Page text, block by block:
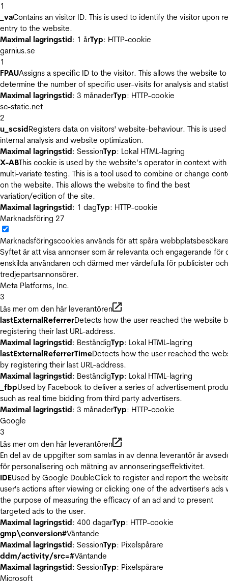
1
_vaContains an visitor ID. This is used to identify the visitor upon
entry to the website.
Maximal lagringstid: 1 årTyp: HTTP-cookie
garnius.se
1
FPAUAssigns a specific ID to the visitor. This allows the website to
determine the number of specific user-visits for analysis and
Maximal lagringstid: 3 månaderTyp: HTTP-cookie
sc-static.net
2
u_scsidRegisters data on visitors' website-behaviour. This is
internal analysis and website optimization.
Maximal lagringstid: SessionTyp: Lokal HTML-lagring
X-ABThis cookie is used by the website’s operator in context with
multi-variate testing. This is a tool used to combine or change
on the website. This allows the website to find the best
variation/edition of the site.
Maximal lagringstid: 1 dagTyp: HTTP-cookie
Marknadsföring 27
Marknadsföringscookies används för att spåra
Syftet är att visa annonser som är relevanta och engagerande för
enskilda användaren och därmed mer värdefulla för publicister och
tredjepartsannonsörer.
Meta Platforms, Inc.
3
Läs mer om den här leverantören
lastExternalReferrerDetects how the user reached the website
registering their last URL-address.
Maximal lagringstid: BeständigTyp: Lokal HTML-lagring
lastExternalReferrerTimeDetects how the user reached the
by registering their last URL-address.
Maximal lagringstid: BeständigTyp: Lokal HTML-lagring
_fbpUsed by Facebook to deliver a series of advertisement
such as real time bidding from third party advertisers.
Maximal lagringstid: 3 månaderTyp: HTTP-cookie
Google
3
Läs mer om den här leverantören
En del av de uppgifter som samlas in av denna leverantör är
för personalisering och mätning av annonseringseffektivitet.
IDEUsed by Google DoubleClick to register and report the
user's actions after viewing or clicking one of the advertiser's ads
the purpose of measuring the efficacy of an ad and to present
targeted ads to the user.
Maximal lagringstid: 400 dagarTyp: HTTP-cookie
gmp\conversion#Väntande
Maximal lagringstid: SessionTyp: Pixelspårare
ddm/activity/src=#Väntande
Maximal lagringstid: SessionTyp: Pixelspårare
Microsoft